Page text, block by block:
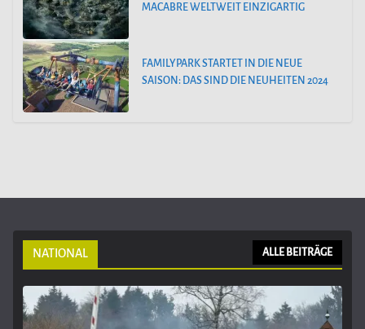
MACABRE WELTWEIT EINZIGARTIG
FAMILYPARK STARTET IN DIE NEUE
SAISON: DAS SIND DIE NEUHEITEN 2024
NATIONAL ALLE BEITRÄGE